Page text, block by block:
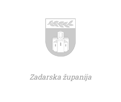
Zadarska županija